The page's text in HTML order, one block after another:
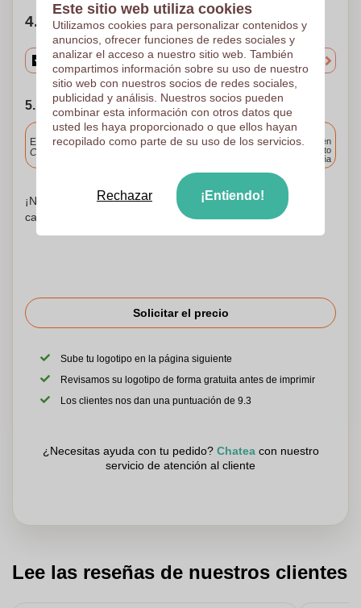
4. Elige tu cantidad
5. Elija su fecha de envío
Incluido
Entrega estándar
Cargue y apruebe sus archivos antes de las 9.30 a.m.
Entrega en
cualquier punto
de España
¡No te preocupes! Simplemente suba sus archivos a la
canasta de compras
Solicitar el precio
Sube tu logotipo en la página siguiente
Revisamos su logotipo de forma gratuita antes de imprimir
Los clientes nos dan una puntuación de 9.3
¿Necesitas ayuda con tu pedido? Chateacon nuestro
servicio de atención al cliente
Lee las reseñas de nuestros clientes
Este sitio web utiliza cookies
Utilizamos cookies para personalizar contenidos y
anuncios, ofrecer funciones de redes sociales y
analizar el acceso a nuestro sitio web. También
compartimos información sobre su uso de nuestro
sitio web con nuestros socios de redes sociales,
publicidad y análisis. Nuestros socios pueden
combinar esta información con otros datos que
usted les haya proporcionado o que ellos hayan
recopilado como parte de su uso de los servicios.
Rechazar ¡Entiendo!